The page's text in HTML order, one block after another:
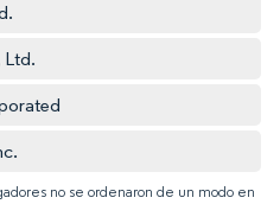
Ltd.
no se ordenaron de un modo en